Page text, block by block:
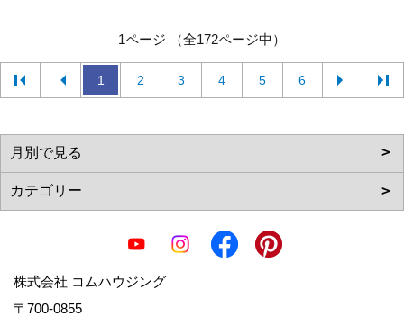
1ページ （全172ページ中）
1 2 3 4 5 6
株式会社 コムハウジング
〒700-0855